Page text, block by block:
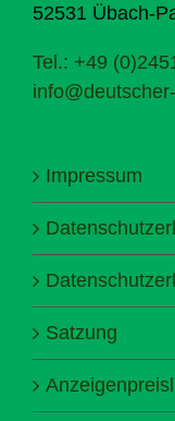
52531 Übach-
Tel.: +49
Impressum
Satzung